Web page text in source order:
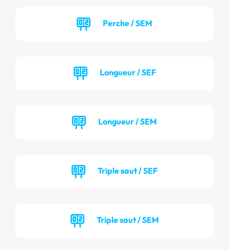
Perche / SEM
Longueur / SEF
Longueur / SEM
Triple saut / SEF
Triple saut / SEM